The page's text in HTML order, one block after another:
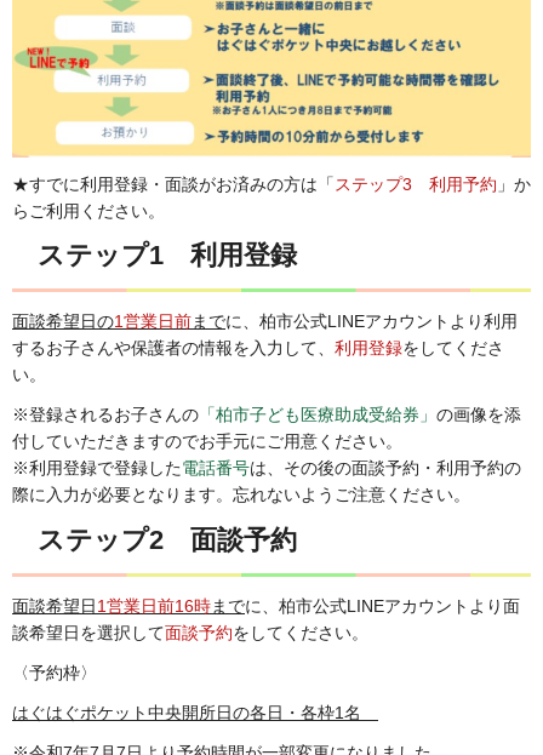
★すでに利用登録・面談がお済みの方は「 ステップ3 利用予約 」か
らご利用ください。
ステップ1 利用登録
面談希望日の1営業日前までに、柏市公式LINEアカウントより利用
するお子さんや保護者の情報を入力して、 利用登録をしてくださ
い。
※登録されるお子さんの 「柏市子ども医療助成受給券」 の画像を添
付していただきますのでお手元にご用意ください。
※利用登録で登録した電話番号は、その後の面談予約・利用予約の
際に入力が必要となります。忘れないようご注意ください。
ステップ2 面談予約
面談希望日1営業日前16時までに、柏市公式LINEアカウントより面
談希望日を選択して面談予約をしてください。
〈予約枠〉
はぐはぐポケット中央開所日の各日・各枠1名